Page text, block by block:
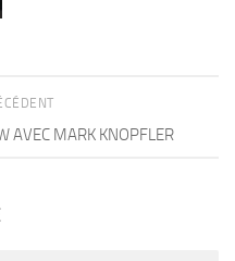
AVEC MARK KNOPFLER